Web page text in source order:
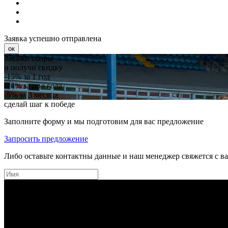
Заявка успешно отправлена
ок
Закажи сборы
и получи скидку
-15%за 1 год
-10%за пол года
-5%за 3 месяца
сделай шаг к победе
Заполните форму и мы подготовим для вас предложение
Запросить предложение
Либо оставьте контактны данные и наш менеджер свяжется с